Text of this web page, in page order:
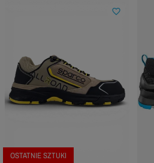
OSTATNIE SZTUKI
favorite_border